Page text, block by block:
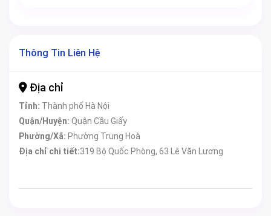
Thông Tin Liên Hệ
Địa chỉ
Tỉnh: Thành phố Hà Nội
Quận/Huyện: Quận Cầu Giấy
Phường/Xã: Phường Trung Hoà
Địa chỉ chi tiết:319 Bộ Quốc Phòng, 63 Lê Văn Lương